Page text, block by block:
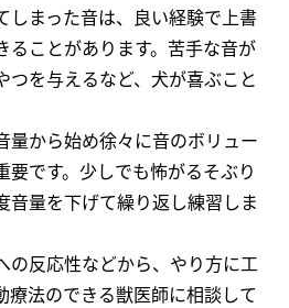
しまった音は、良い経験で上書
ることがあります。苦手な音が
つを与えるなど、犬が喜ぶこと
量から始め徐々に音のボリュー
要です。少しでも怖がるそぶり
音量を下げて繰り返し練習しま
の反応性などから、やり方に工
療法のできる獣医師に相談して